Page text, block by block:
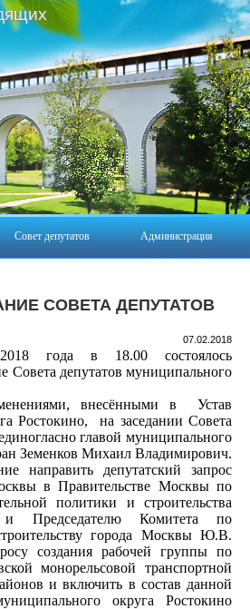
Совет депутатов Администрация
СОВЕТА ДЕПУТАТОВ
07.02.2018
года в 18.00 состоялось
Совета депутатов муниципального
внесёнными в Устав
Ростокино, на заседании Совета
главой муниципального
Земенков Михаил Владимирович.
направить депутатский запрос
в Правительстве Москвы по
политики и строительства
Председателю Комитета по
города Москвы Ю.В.
создания рабочей группы по
монорельсовой транспортной
и включить в состав данной
округа Ростокино